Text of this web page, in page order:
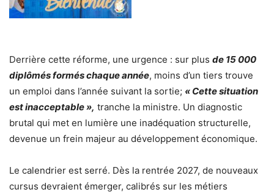
Derrière cette réforme, une urgence : sur plus de 15 000
diplômés formés chaque année, moins d’un tiers trouve
un emploi dans l’année suivant la sortie; « Cette situation
est inacceptable », tranche la ministre. Un diagnostic
brutal qui met en lumière une inadéquation structurelle,
devenue un frein majeur au développement économique.
Le calendrier est serré. Dès la rentrée 2027, de nouveaux
cursus devraient émerger, calibrés sur les métiers